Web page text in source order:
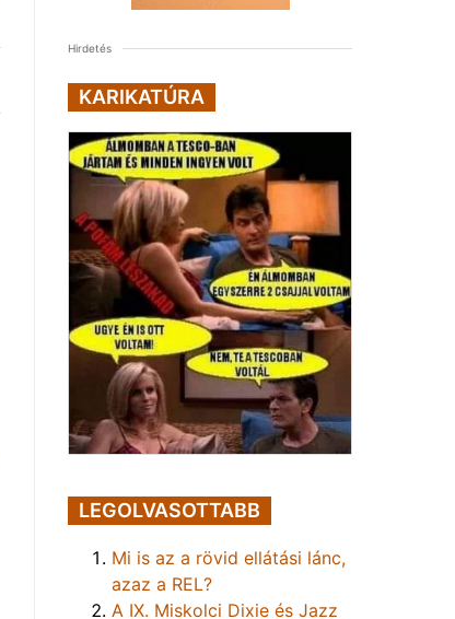
Hirdetés
KARIKATÚRA
LEGOLVASOTTABB
Mi is az a rövid ellátási lánc,
azaz a REL?
A IX. Miskolci Dixie és Jazz